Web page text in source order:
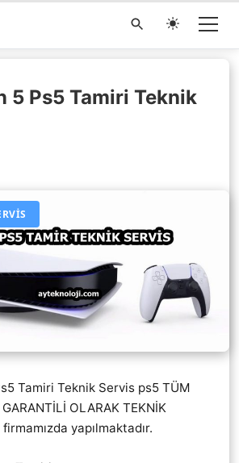
5 Ps5 Tamiri Teknik
Tamiri Teknik Servis ps5 TÜM
OLARAK TEKNİK
yapılmaktadır.